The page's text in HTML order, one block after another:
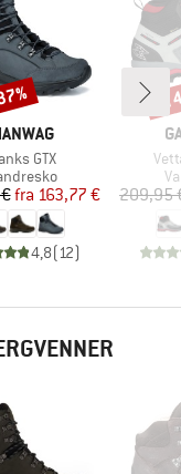
GTX
Pris
Nedsat pris
fra 163,77 €
4,8(12)
209,95